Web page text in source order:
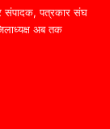
संपादक, पत्रकार संघ
अब तक